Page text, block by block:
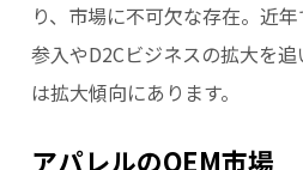
り、市場に不可欠な存在。近
参入やD2Cビジネスの拡大を
は拡大傾向にあります。
アパレルのOEM市場